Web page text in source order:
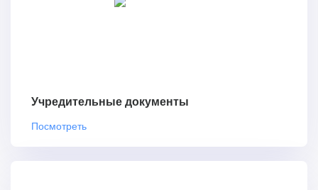
Учредительные документы
Посмотреть